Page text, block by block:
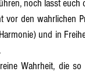
noch lasst euch
und in